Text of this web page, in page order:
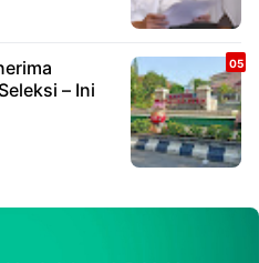
– Ini